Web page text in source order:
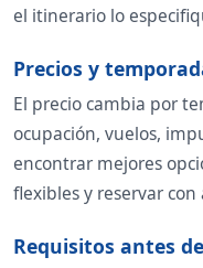
el itinerario lo
Precios y
El precio cambia por
ocupación, vuelos,
encontrar mejores
flexibles y reservar
Requisitos antes